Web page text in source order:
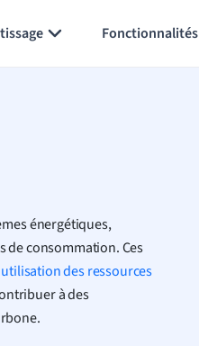
Fonctionnalités
énergétiques,
de consommation. Ces
utilisation des ressources
à des